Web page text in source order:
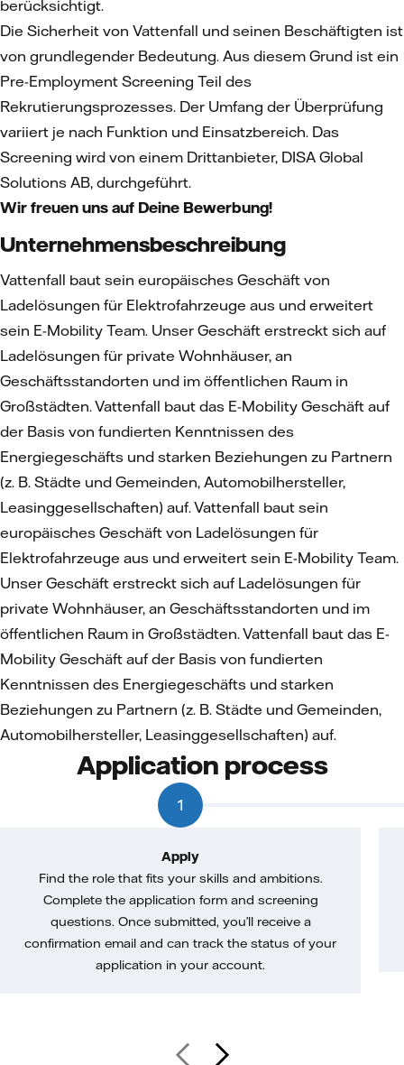
berücksichtigt.
Die Sicherheit von Vattenfall und seinen Beschäftigten ist
von grundlegender Bedeutung. Aus diesem Grund ist ein
Pre-Employment Screening Teil des
Rekrutierungsprozesses. Der Umfang der Überprüfung
variiert je nach Funktion und Einsatzbereich. Das
Screening wird von einem Drittanbieter, DISA Global
Solutions AB, durchgeführt.
Wir freuen uns auf Deine Bewerbung!
Unternehmensbeschreibung
Vattenfall baut sein europäisches Geschäft von
Ladelösungen für Elektrofahrzeuge aus und erweitert
sein E-Mobility Team. Unser Geschäft erstreckt sich auf
Ladelösungen für private Wohnhäuser, an
Geschäftsstandorten und im öffentlichen Raum in
Großstädten. Vattenfall baut das E-Mobility Geschäft auf
der Basis von fundierten Kenntnissen des
Energiegeschäfts und starken Beziehungen zu Partnern
(z. B. Städte und Gemeinden, Automobilhersteller,
Leasinggesellschaften) auf. Vattenfall baut sein
europäisches Geschäft von Ladelösungen für
Elektrofahrzeuge aus und erweitert sein E-Mobility Team.
Unser Geschäft erstreckt sich auf Ladelösungen für
private Wohnhäuser, an Geschäftsstandorten und im
öffentlichen Raum in Großstädten. Vattenfall baut das E-
Mobility Geschäft auf der Basis von fundierten
Kenntnissen des Energiegeschäfts und starken
Beziehungen zu Partnern (z. B. Städte und Gemeinden,
Automobilhersteller, Leasinggesellschaften) auf.
Application process
1
Apply
Find the role that fits your skills and ambitions.
Complete the application form and screening
questions. Once submitted, you’ll receive a
confirmation email and can track the status of your
application in your account.